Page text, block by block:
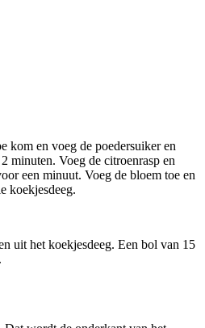
kom en voeg de poedersuiker en
minuten. Voeg de citroenrasp en
een minuut. Voeg de bloem toe en
koekjesdeeg.
uit het koekjesdeeg. Een bol van 15